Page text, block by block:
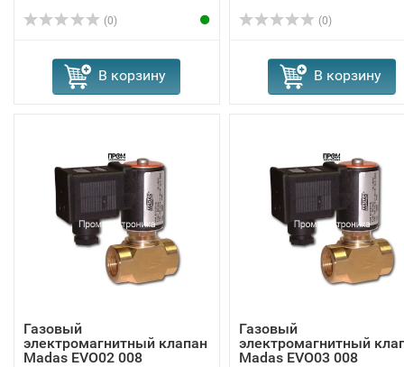
(0)
В корзину
(0)
В корзину
Газовый
электромагнитный клапан
Madas EVО02 008
Газовый
электромагнитный
Madas EVО03 008